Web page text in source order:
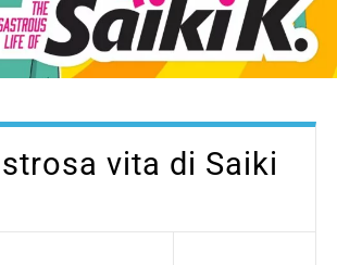
vita di Saiki